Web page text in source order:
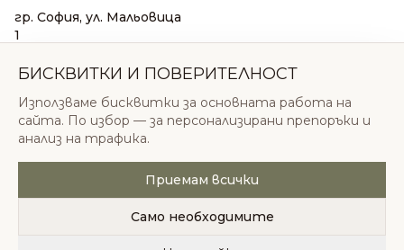
гр. София, ул. Мальовица
1
sales@odonatacosmetics.com
Нед: 11:00 – 18:00
© 2026 Одоната Козметикс ООД. Всички права
запазени.
Политика за поверителностОбщи условия
БИСКВИТКИ И ПОВЕРИТЕЛНОСТ
Използваме бисквитки за основната работа на
сайта. По избор — за персонализирани препоръки и
анализ на трафика.
Приемам всички
Само необходимите